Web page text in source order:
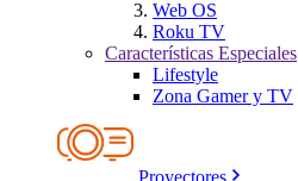
Web OS
Roku TV
Características Especiales
Lifestyle
Zona Gamer y TV
Proyectores